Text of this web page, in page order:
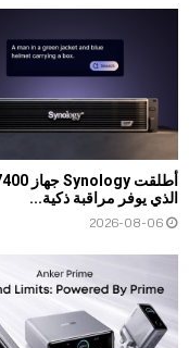
الذي يوفر مراقبة ذكية...
2026-08-06